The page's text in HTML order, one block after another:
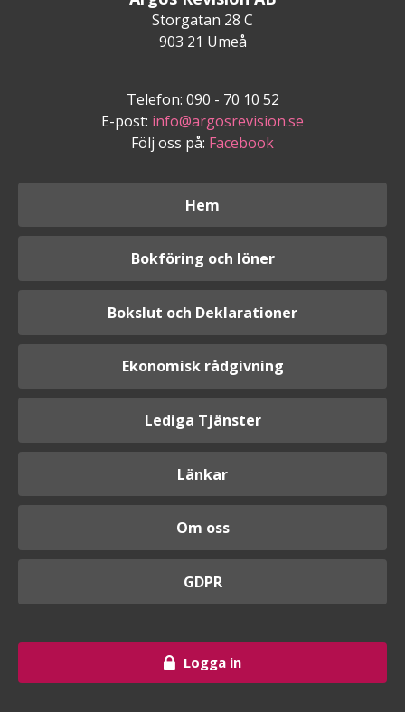
Storgatan 28 C
903 21 Umeå
Telefon: 090 - 70 10 52
E-post: info@argosrevision.se
Följ oss på: Facebook
Hem
Bokföring och löner
Bokslut och Deklarationer
Ekonomisk rådgivning
Lediga Tjänster
Länkar
Om oss
GDPR
Logga in